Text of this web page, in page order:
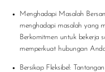
Menghadapi Masalah
menghadapi masalah yang
Berkomitmen untuk bekerja
memperkuat hubungan
Bersikap Fleksibel: